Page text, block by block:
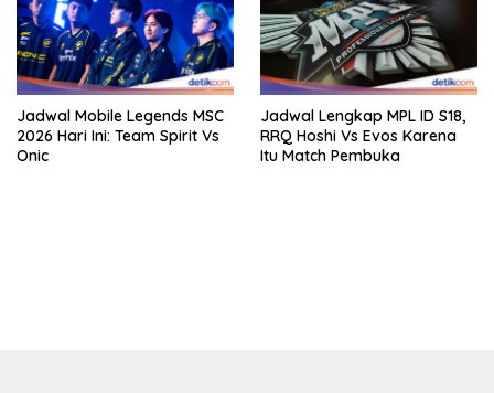
Jadwal Mobile Legends MSC
2026 Hari Ini: Team Spirit Vs
Onic
Jadwal Lengkap MPL ID S18,
RRQ Hoshi Vs Evos Karena
Itu Match Pembuka